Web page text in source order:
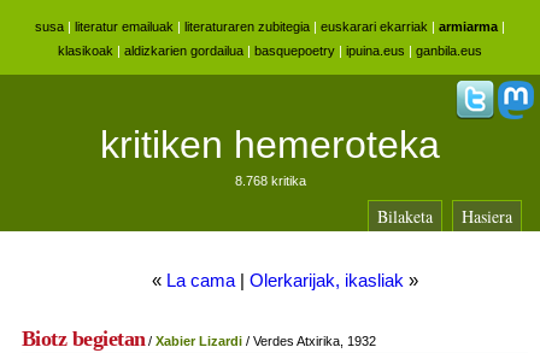
susa | literatur emailuak | literaturaren zubitegia | euskarari ekarriak | armiarma |
klasikoak | aldizkarien gordailua | basquepoetry | ipuina.eus | ganbila.eus
kritiken hemeroteka
8.768 kritika
Bilaketa Hasiera
« La cama | Olerkarijak, ikasliak »
Biotz begietan/Xabier Lizardi / Verdes Atxirika, 1932